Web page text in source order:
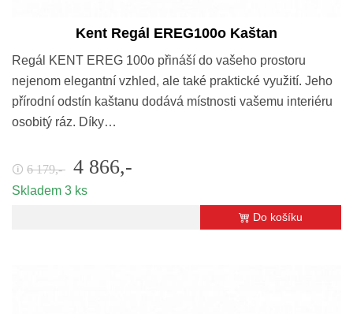
Kent Regál EREG100o Kaštan
Regál KENT EREG 100o přináší do vašeho prostoru
nejenom elegantní vzhled, ale také praktické využití. Jeho
přírodní odstín kaštanu dodává místnosti vašemu interiéru
osobitý ráz. Díky…
🛈 6 179,- 4 866,-
Skladem 3 ks
Do košíku